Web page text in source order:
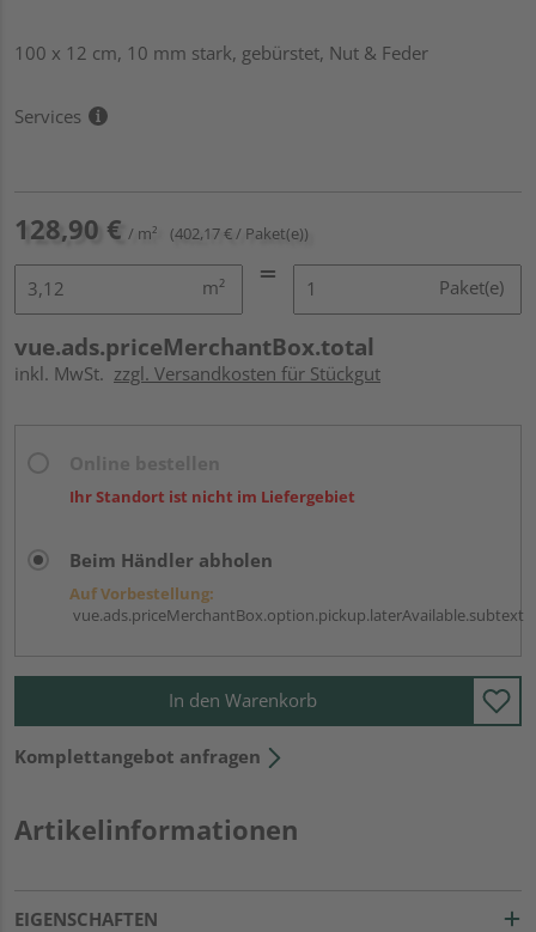
100 x 12 cm, 10 mm stark, gebürstet, Nut & Feder
Services
128,90 € / m² (402,17 € / Paket(e))
m² Paket(e)
vue.ads.priceMerchantBox.total
inkl. MwSt. zzgl. Versandkosten für Stückgut
Ihr Standort ist nicht im Liefergebiet
Beim Händler abholen
Auf Vorbestellung:
vue.ads.priceMerchantBox.option.pickup.laterAvailable.subtext
In den Warenkorb
Komplettangebot anfragen
Artikelinformationen
EIGENSCHAFTEN